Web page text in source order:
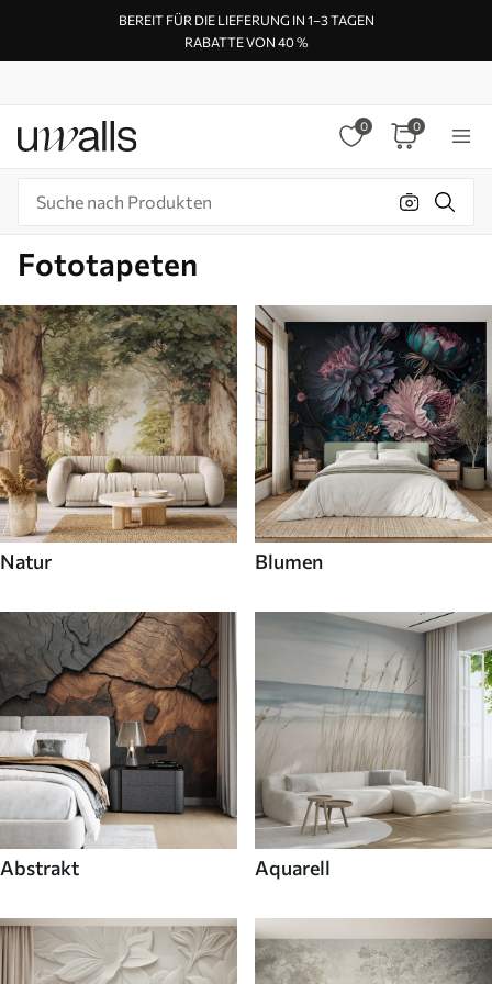
BEREIT FÜR DIE LIEFERUNG IN 1–3 TAGEN
RABATTE VON 40 %
0 0
Fototapeten
Natur Blumen
Abstrakt Aquarell